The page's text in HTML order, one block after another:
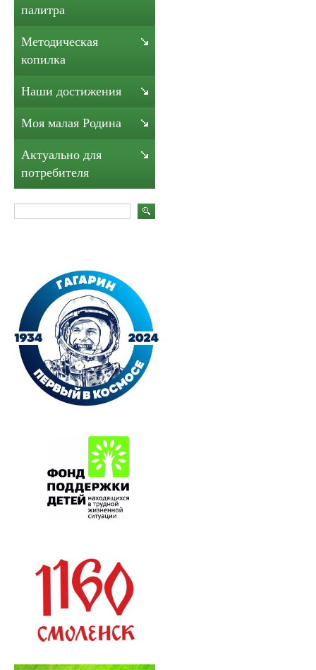
палитра
Методическая
копилка
Наши достижения
Моя малая Родина
Актуально для
потребителя